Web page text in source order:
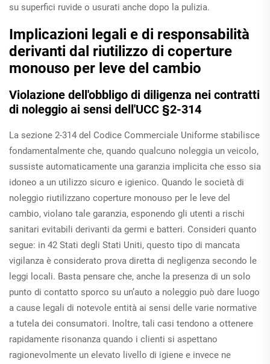
su superfici ruvide o usurati anche dopo la pulizia.
Implicazioni legali e di responsabilità
derivanti dal riutilizzo di coperture
monouso per leve del cambio
Violazione dell'obbligo di diligenza nei contratti
di noleggio ai sensi dell'UCC §2-314
La sezione 2-314 del Codice Commerciale Uniforme stabilisce
fondamentalmente che, quando qualcuno noleggia un veicolo,
sussiste automaticamente una garanzia implicita che esso sia
idoneo a un utilizzo sicuro e igienico. Quando le società di
noleggio riutilizzano coperture monouso per le leve del
cambio, violano tale garanzia, esponendo gli utenti a rischi
sanitari evitabili derivanti da germi e batteri. Consideri quanto
segue: in 42 Stati degli Stati Uniti, questo tipo di mancata
vigilanza è considerato prova diretta di negligenza secondo le
leggi locali. Basta pensare che, anche la presenza di un solo
punto di contatto sporco su un’auto a noleggio può dare luogo
a cause legali di notevole entità ai sensi delle varie normative
a tutela dei consumatori. Inoltre, tali casi tendono a ottenere
rapidamente risonanza quando i clienti si aspettano
ragionevolmente un elevato livello di igiene e invece ne